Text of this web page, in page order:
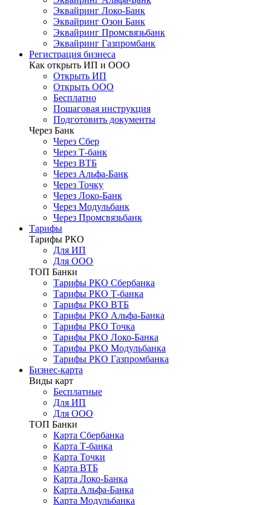
Эквайринг Локо-Банк
Эквайринг Озон Банк
Эквайринг Промсвязьбанк
Эквайринг Газпромбанк
Регистрация бизнеса
Как открыть ИП и ООО
Открыть ИП
Открыть ООО
Бесплатно
Пошаговая инструкция
Подготовить документы
Через Банк
Через Сбер
Через Т-банк
Через ВТБ
Через Альфа-Банк
Через Точку
Через Локо-Банк
Через Модульбанк
Через Промсвязьбанк
Тарифы
Тарифы РКО
Для ИП
Для ООО
ТОП Банки
Тарифы РКО Сбербанка
Тарифы РКО Т-банка
Тарифы РКО ВТБ
Тарифы РКО Альфа-Банка
Тарифы РКО Точка
Тарифы РКО Локо-Банка
Тарифы РКО Модульбанка
Тарифы РКО Газпромбанка
Бизнес-карта
Виды карт
Бесплатные
Для ИП
Для ООО
ТОП Банки
Карта Сбербанка
Карта Т-банка
Карта Точки
Карта ВТБ
Карта Локо-Банка
Карта Альфа-Банка
Карта Модульбанка